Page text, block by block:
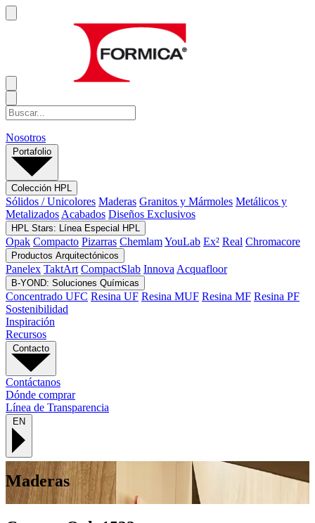
Nosotros
Portafolio
Colección HPL
Sólidos / Unicolores Maderas Granitos y Mármoles Metálicos y
Metalizados Acabados Diseños Exclusivos
HPL Stars: Línea Especial HPL
Opak Compacto Pizarras ChemlamYouLab Ex² Real Chromacore
Productos Arquitectónicos
Panelex TaktArt CompactSlab Innova Acquafloor
B-YOND: Soluciones Químicas
Concentrado UFC Resina UF Resina MUF Resina MF Resina PF
Sostenibilidad
Inspiración
Recursos
Contacto
Contáctanos
Dónde comprar
Línea de Transparencia
EN
Maderas